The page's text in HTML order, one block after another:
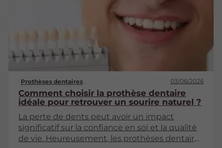
fonctionnement de ce régime, en mettant
l'accent sur son application chez les
denturologistes.
Prothèses dentaires 03/06/2026
Comment choisir la prothèse dentaire
idéale pour retrouver un sourire naturel ?
La perte de dents peut avoir un impact
significatif sur la confiance en soi et la qualité
de vie. Heureusement, les prothèses dentaires